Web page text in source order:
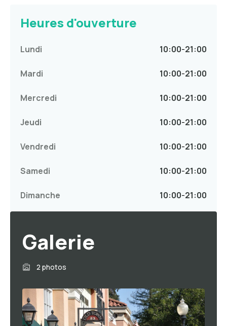
Heures d'ouverture
Lundi 10:00-21:00
Mardi 10:00-21:00
Mercredi 10:00-21:00
Jeudi 10:00-21:00
Vendredi 10:00-21:00
Samedi 10:00-21:00
Dimanche 10:00-21:00
Galerie
2 photos